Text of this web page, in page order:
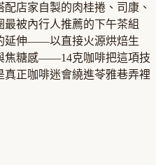
店家自製的肉桂捲、司康、
被內行人推薦的下午茶組
延伸——以直接火源烘焙生
焦糖感——14克咖啡把這項技
正咖啡迷會繞進苓雅巷弄裡